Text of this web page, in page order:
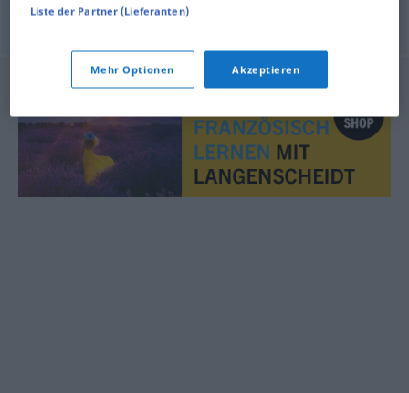
Liste der Partner (Lieferanten)
Mehr Optionen Akzeptieren